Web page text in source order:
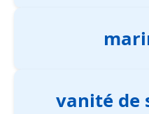
vanité de